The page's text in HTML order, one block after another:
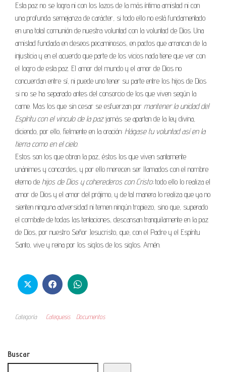
Esta paz no se logra ni con los lazos de la más íntima amistad ni con
una profunda semejanza de carácter, si todo ello no está fundamentado
en una total comunión de nuestra voluntad con la voluntad de Dios. Una
amistad fundada en deseos pecaminosos, en pactos que arrancan de la
injusticia y en el acuerdo que parte de los vicios nada tiene que ver con
el logro de esta paz. El amor del mundo y el amor de Dios no
concuerdan entre sí, ni puede uno tener su parte entre los hijos de Dios
si no se ha separado antes del consorcio de los que viven según la
carne. Mas los que sin cesar se esfuerzan por mantener la unidad del
Espíritu con el vinculo de la pazjamás se apartan de la ley divina,
diciendo, por ello, fielmente en la oración: Hágase tu voluntad así en la
tierra como en el cielo.
Estos son los que obran la paz, éstos los que viven santamente
unánimes y concordes, y por ello merecen ser llamados con el nombre
eterno de hijos de Dios y coherederos con Cristo;todo ello lo realiza el
amor de Dios y el amor del prójimo, y de tal manera lo realiza que ya no
sienten ninguna adversidad ni temen ningún tropiezo, sino que, superado
el combate de todas las tentaciones, descansan tranquilamente en la paz
de Dios, por nuestro Señor Jesucristo, que, con el Padre y el Espíritu
Santo, vive y reina por los siglos de los siglos. Amén.
Categoría Catequesis Documentos
Buscar